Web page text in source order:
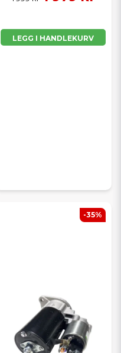
LEGG I HANDLEKURV
-35%